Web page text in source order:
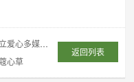
返回列表
多媒体教室
心草